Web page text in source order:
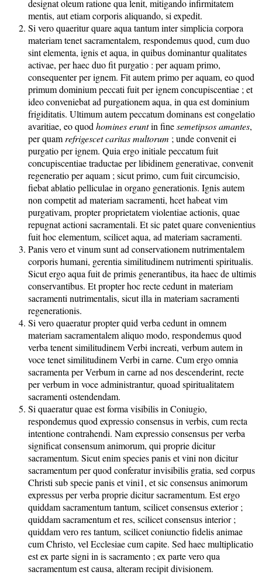
designat oleum ratione qua lenit, mitigando infirmitatem
mentis, aut etiam corporis aliquando, si expedit.
Si vero quaeritur quare aqua tantum inter simplicia corpora
materiam tenet sacramentalem, respondemus quod, cum duo
sint elementa, ignis et aqua, in quibus dominantur qualitates
activae, per haec duo fit purgatio : per aquam primo,
consequenter per ignem. Fit autem primo per aquam, eo quod
primum dominium peccati fuit per ignem concupiscentiae ; et
ideo conveniebat ad purgationem aqua, in qua est dominium
frigiditatis. Ultimum autem peccatum dominans est congelatio
avaritiae, eo quod homines eruntin finesemetipsos amantes,
per quam refrigescet caritas multorum ; unde convenit ei
purgatio per ignem. Quia ergo initiale peccatum fuit
concupiscentiae traductae per libidinem generativae, convenit
regeneratio per aquam ; sicut primo, cum fuit circumcisio,
fiebat ablatio pelliculae in organo generationis. Ignis autem
non competit ad materiam sacramenti, hcet habeat vim
purgativam, propter proprietatem violentiae actionis, quae
repugnat actioni sacramentali. Et sic patet quare convenientius
fuit hoc elementum, scilicet aqua, ad materiam sacramenti.
Panis vero et vinum sunt ad conservationem nutrimentalem
corporis humani, gerentia similitudinem nutrimenti spiritualis.
Sicut ergo aqua fuit de primis generantibus, ita haec de ultimis
conservantibus. Et propter hoc recte cedunt in materiam
sacramenti nutrimentalis, sicut illa in materiam sacramenti
regenerationis.
Si vero quaeratur propter quid verba cedunt in omnem
materiam sacramentalem aliquo modo, respondemus quod
verba tenent similitudinem Verbi increati, verbum autem in
voce tenet similitudinem Verbi in carne. Cum ergo omnia
sacramenta per Verbum in carne ad nos descenderint, recte
per verbum in voce administrantur, quoad spiritualitatem
sacramenti ostendendam.
Si quaeratur quae est forma visibilis in Coniugio,
respondemus quod expressio consensus in verbis, cum recta
intentione contrahendi. Nam expressio consensus per verba
significat consensum animorum, qui proprie dicitur
sacramentum. Sicut enim species panis et vini non dicitur
sacramentum per quod conferatur invisibilis gratia, sed corpus
Christi sub specie panis et vini1, et sic consensus animorum
expressus per verba proprie dicitur sacramentum. Est ergo
quiddam sacramentum tantum, scilicet consensus exterior ;
quiddam sacramentum et res, scilicet consensus interior ;
quiddam vero res tantum, scilicet coniunctio fidelis animae
cum Christo, vel Ecclesiae cum capite. Sed haec multiplicatio
est ex parte signi in is sacramento ; ex parte vero qua
sacramentum est causa, alteram recipit divisionem.